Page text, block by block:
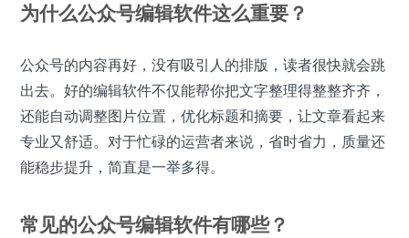
为什么公众号编辑软件这么重要？
公众号的内容再好，没有吸引人的排版，读者很快就会跳
出去。好的编辑软件不仅能帮你把文字整理得整整齐齐，
还能自动调整图片位置，优化标题和摘要，让文章看起来
专业又舒适。对于忙碌的运营者来说，省时省力，质量还
能稳步提升，简直是一举多得。
常见的公众号编辑软件有哪些？